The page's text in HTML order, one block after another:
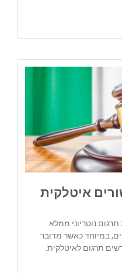
איטלקית
נוטריוני ממלא
במיוחד כאשר מדובר
תרגום לאיטלקית.